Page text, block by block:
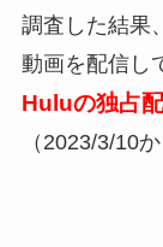
調査した結果
動画を配信し
Huluの独占
（2023/3/10